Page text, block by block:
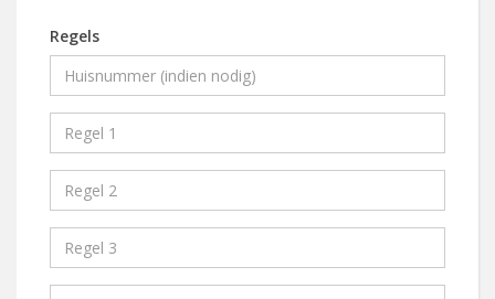
Regels